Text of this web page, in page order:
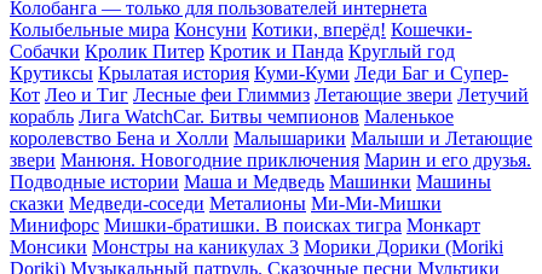
Колобанга — только для пользователей интернета
Колыбельные мира Консуни Котики, вперёд! Кошечки-
Собачки Кролик Питер Кротик и Панда Круглый год
Крутиксы Крылатая история Куми-Куми Леди Баг и Супер-
Кот Лео и Тиг Лесные феи Глиммиз Летающие звери Летучий
корабль Лига WatchCar. Битвы чемпионов Маленькое
королевство Бена и Холли Малышарики Малыши и Летающие
звери Манюня. Новогодние приключения Марин и его друзья.
Подводные истории Маша и Медведь Машинки Машины
сказки Медведи-соседи Металионы Ми-Ми-Мишки
Минифорс Мишки-братишки. В поисках тигра Монкарт
Монсики Монстры на каникулах 3 Морики Дорики (Moriki
Doriki) Музыкальный патруль. Сказочные песни Мультики